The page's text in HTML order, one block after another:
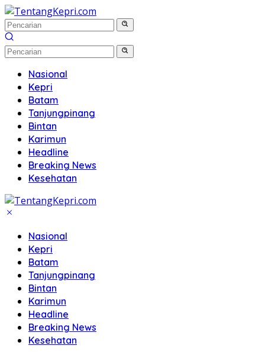
Langsung
ke
konten
Nasional
Kepri
Batam
Tanjungpinang
Bintan
Karimun
Headline
Breaking News
Kesehatan
Nasional
Kepri
Batam
Tanjungpinang
Bintan
Karimun
Headline
Breaking News
Kesehatan